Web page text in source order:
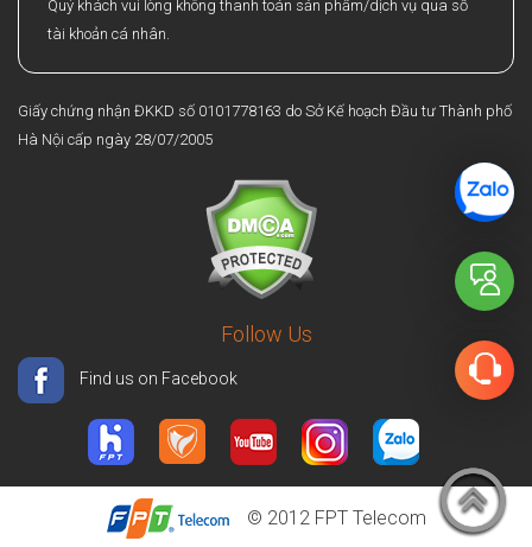
Follow Us
Find us on Facebook
Quý khách vui lòng không thanh toán sản phẩm/dịch vụ qua số
tài khoản cá nhân.
Giấy chứng nhận ĐKKD số 0101778163 do Sở Kế hoạch Đầu tư Thành phố
Hà Nội cấp ngày 28/07/2005
© 2012 FPT Telecom